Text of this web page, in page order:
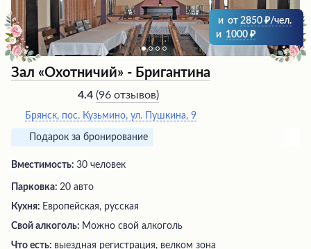
и от 2850
/чел.
и 1000
Зал «Охотничий» - Бригантина
4.4 (96 отзывов)
Брянск, пос. Кузьмино, ул. Пушкина, 9
Подарок за бронирование
Вместимость: 30 человек
Парковка: 20 авто
Кухня: Европейская, русская
Свой алкоголь: Можно свой алкоголь
Что есть: выездная регистрация, велком зона